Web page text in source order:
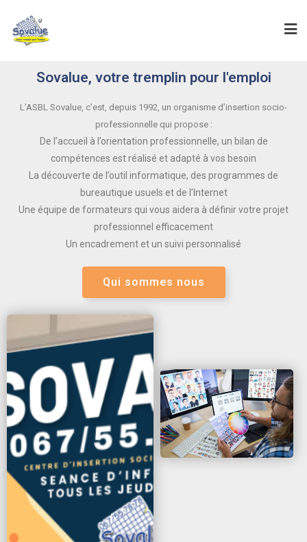
Sovalue, votre tremplin pour l'emploi
L’ASBL Sovalue, c’est, depuis 1992, un organisme d’insertion socio-
professionnelle qui propose :
De l’accueil à l’orientation professionnelle, un bilan de
compétences est réalisé et adapté à vos besoin
La découverte de l’outil informatique, des programmes de
bureautique usuels et de l’Internet
Une équipe de formateurs qui vous aidera à définir votre projet
professionnel efficacement
Un encadrement et un suivi personnalisé
Qui sommes nous